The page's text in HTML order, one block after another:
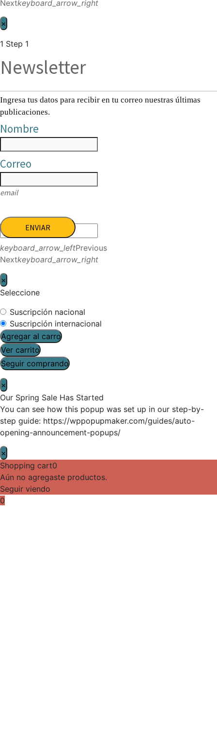
Nextkeyboard_arrow_right
×
1 Step 1
Newsletter
Ingresa tus datos para recibir en tu correo nuestras últimas
publicaciones.
Nombre
Correo
email
ENVIAR
keyboard_arrow_leftPrevious
Nextkeyboard_arrow_right
×
Seleccione
Suscripción nacional
Suscripción internacional
Agregar al carro
Ver carrito
Seguir comprando
×
Our Spring Sale Has Started
You can see how this popup was set up in our step-by-
step guide: https://wppopupmaker.com/guides/auto-
opening-announcement-popups/
×
Shopping cart0
Aún no agregaste productos.
Seguir viendo
0